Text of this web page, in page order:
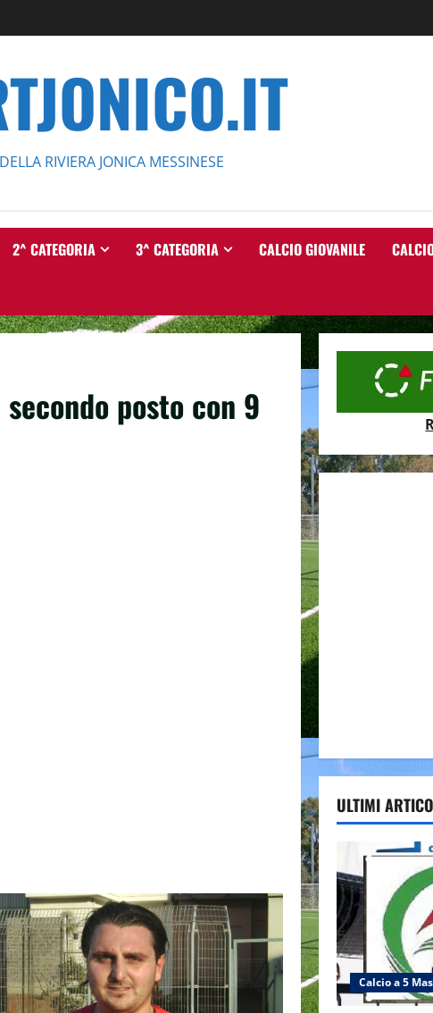
RIVIERA JONICA MESSINESE
2^ CATEGORIA 3^ CATEGORIA CALCIO GIOVANILE
posto con 9
ULTIMI
Calcio a 5